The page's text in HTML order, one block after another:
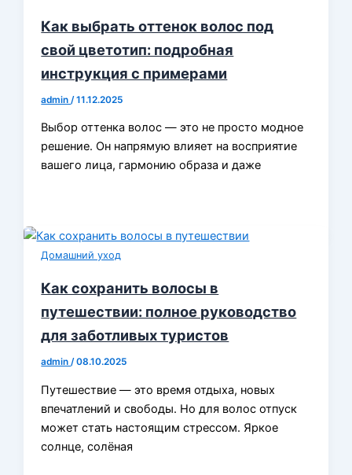
Как выбрать оттенок волос под
свой цветотип: подробная
инструкция с примерами
admin/11.12.2025
Выбор оттенка волос — это не просто модное
решение. Он напрямую влияет на восприятие
вашего лица, гармонию образа и даже
Домашний уход
Как сохранить волосы в
путешествии: полное руководство
для заботливых туристов
admin/08.10.2025
Путешествие — это время отдыха, новых
впечатлений и свободы. Но для волос отпуск
может стать настоящим стрессом. Яркое
солнце, солёная